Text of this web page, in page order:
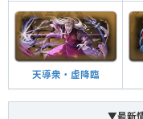
天導衆・虚降臨
▼最新